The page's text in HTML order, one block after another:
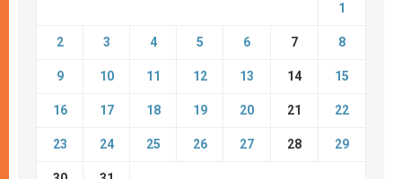
1
2 3 4 5 6 7 8
9 10 11 12 13 14 15
16 17 18 19 20 21 22
23 24 25 26 27 28 29